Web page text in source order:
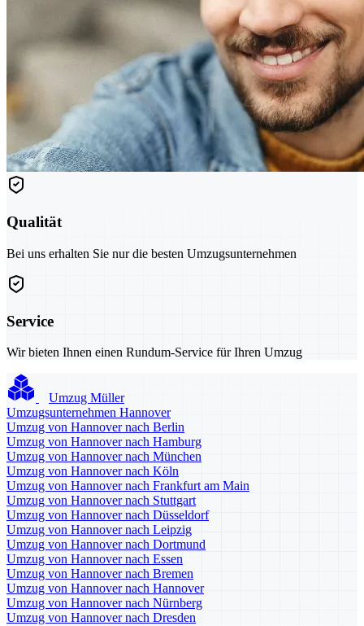
Qualität
Bei uns erhalten Sie nur die besten Umzugsunternehmen
Service
Wir bieten Ihnen einen Rundum-Service für Ihren Umzug
Umzug Müller
Umzugsunternehmen Hannover
Umzug von Hannover nach Berlin
Umzug von Hannover nach Hamburg
Umzug von Hannover nach München
Umzug von Hannover nach Köln
Umzug von Hannover nach Frankfurt am Main
Umzug von Hannover nach Stuttgart
Umzug von Hannover nach Düsseldorf
Umzug von Hannover nach Leipzig
Umzug von Hannover nach Dortmund
Umzug von Hannover nach Essen
Umzug von Hannover nach Bremen
Umzug von Hannover nach Hannover
Umzug von Hannover nach Nürnberg
Umzug von Hannover nach Dresden